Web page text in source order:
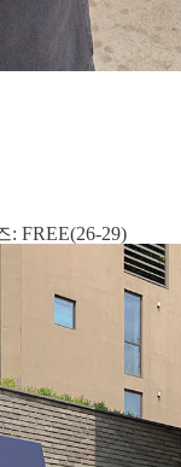
FREE(26-29)